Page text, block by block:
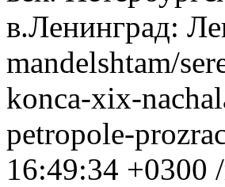
в.Ленинград:
mandelshtam/
konca-xix-
petropole-
16:49:34 +0300